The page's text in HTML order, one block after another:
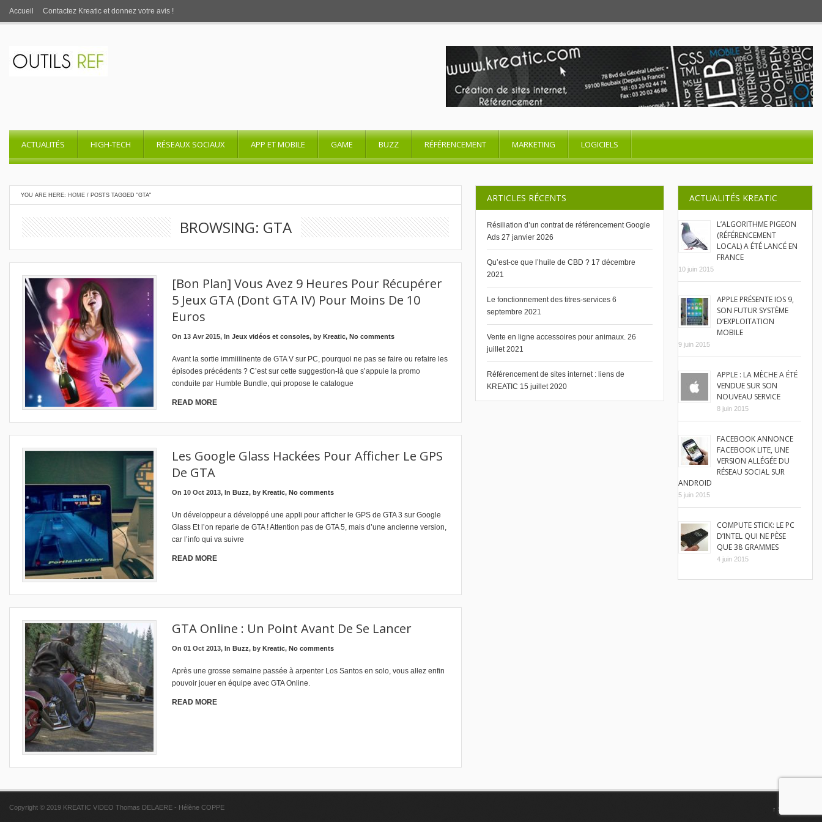
Accueil Contactez Kreatic et donnez votre avis !
ACTUALITÉS HIGH-TECH RÉSEAUX SOCIAUX APP ET MOBILE GAME BUZZ RÉFÉRENCEMENT MARKETING LOGICIELS
YOU ARE HERE: HOME / POSTS TAGGED "GTA"
BROWSING: GTA
[Bon Plan] Vous Avez 9 Heures Pour Récupérer
5 Jeux GTA (dont GTA IV) Pour Moins De 10
Euros
On 13 Avr 2015, In Jeux vidéos et consoles, by Kreatic, No comments
Avant la sortie immiiiinente de GTA V sur PC, pourquoi ne pas se faire ou refaire les
épisodes précédents ? C’est sur cette suggestion-là que s’appuie la promo
conduite par Humble Bundle, qui propose le catalogue
READ MORE
Les Google Glass Hackées Pour Afficher Le GPS
De GTA
On 10 Oct 2013, In Buzz, by Kreatic, No comments
Un développeur a développé une appli pour afficher le GPS de GTA 3 sur Google
Glass Et l’on reparle de GTA ! Attention pas de GTA 5, mais d’une ancienne version,
car l’info qui va suivre
READ MORE
GTA Online : Un Point Avant De Se Lancer
On 01 Oct 2013, In Buzz, by Kreatic, No comments
Après une grosse semaine passée à arpenter Los Santos en solo, vous allez enfin
pouvoir jouer en équipe avec GTA Online.
READ MORE
ACTUALITÉS KREATIC
L’ALGORITHME PIGEON
(RÉFÉRENCEMENT
LOCAL) A ÉTÉ LANCÉ EN
FRANCE
10 juin 2015
APPLE PRÉSENTE IOS 9,
SON FUTUR SYSTÈME
D’EXPLOITATION
MOBILE
9 juin 2015
APPLE : LA MÈCHE A ÉTÉ
VENDUE SUR SON
NOUVEAU SERVICE
8 juin 2015
FACEBOOK ANNONCE
FACEBOOK LITE, UNE
VERSION ALLÉGÉE DU
RÉSEAU SOCIAL SUR
ANDROID
5 juin 2015
COMPUTE STICK: LE PC
D’INTEL QUI NE PÈSE
QUE 38 GRAMMES
4 juin 2015
ARTICLES RÉCENTS
Résiliation d’un contrat de référencement Google
Ads 27 janvier 2026
Qu’est-ce que l’huile de CBD ? 17 décembre
2021
Le fonctionnement des titres-services 6
septembre 2021
Vente en ligne accessoires pour animaux. 26
juillet 2021
Référencement de sites internet : liens de
KREATIC 15 juillet 2020
Copyright © 2019 KREATIC VIDEO Thomas DELAERE - Hélène COPPE ↑ Scroll to top